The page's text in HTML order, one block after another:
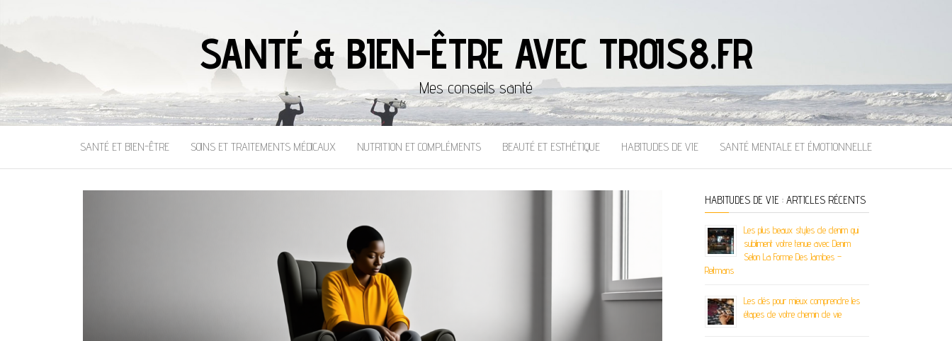
SANTÉ & BIEN-ÊTRE AVEC TROIS8.FR
Mes conseils santé
SANTÉ ET BIEN-ÊTRE SOINS ET TRAITEMENTS MÉDICAUX NUTRITION ET COMPLÉMENTS BEAUTÉ ET ESTHÉTIQUE HABITUDES DE VIE SANTÉ MENTALE ET ÉMOTIONNELLE
HABITUDES DE VIE : ARTICLES RÉCENTS
Les plus beaux styles de denim qui
subliment votre tenue avec Denim
Selon La Forme Des Jambes –
Reitmans
Les clés pour mieux comprendre les
étapes de votre chemin de vie